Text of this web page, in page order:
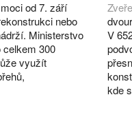
od 7. září
nebo
Ministerstvo
celkem 300
využít
V
kde